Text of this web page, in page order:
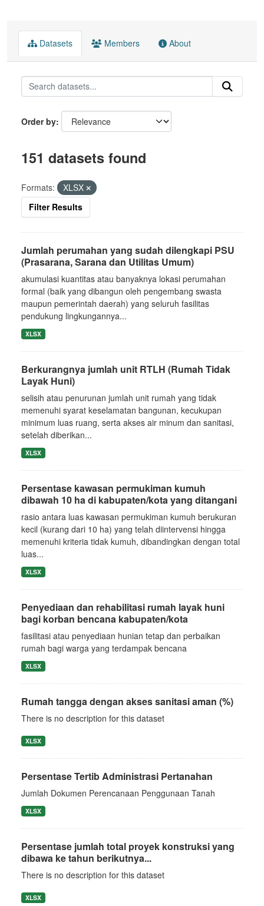
Datasets Members About
Order by
151 datasets found
Formats:
XLSX
Filter Results
Jumlah perumahan yang sudah dilengkapi PSU
(Prasarana, Sarana dan Utilitas Umum)
akumulasi kuantitas atau banyaknya lokasi perumahan
formal (baik yang dibangun oleh pengembang swasta
maupun pemerintah daerah) yang seluruh fasilitas
pendukung lingkungannya...
XLSX
Berkurangnya jumlah unit RTLH (Rumah Tidak
Layak Huni)
selisih atau penurunan jumlah unit rumah yang tidak
memenuhi syarat keselamatan bangunan, kecukupan
minimum luas ruang, serta akses air minum dan sanitasi,
setelah diberikan...
XLSX
Persentase kawasan permukiman kumuh
dibawah 10 ha di kabupaten/kota yang ditangani
rasio antara luas kawasan permukiman kumuh berukuran
kecil (kurang dari 10 ha) yang telah diintervensi hingga
memenuhi kriteria tidak kumuh, dibandingkan dengan total
luas...
XLSX
Penyediaan dan rehabilitasi rumah layak huni
bagi korban bencana kabupaten/kota
fasilitasi atau penyediaan hunian tetap dan perbaikan
rumah bagi warga yang terdampak bencana
XLSX
Rumah tangga dengan akses sanitasi aman (%)
There is no description for this dataset
XLSX
Persentase Tertib Administrasi Pertanahan
Jumlah Dokumen Perencanaan Penggunaan Tanah
XLSX
Persentase jumlah total proyek konstruksi yang
dibawa ke tahun berikutnya...
There is no description for this dataset
XLSX